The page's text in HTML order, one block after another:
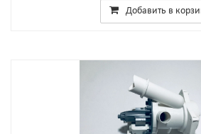
Добавить в